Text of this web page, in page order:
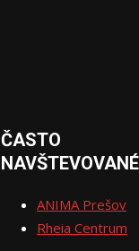
ČASTO
NAVŠTEVOVANÉ
ANIMA Prešov
Rheia Centrum